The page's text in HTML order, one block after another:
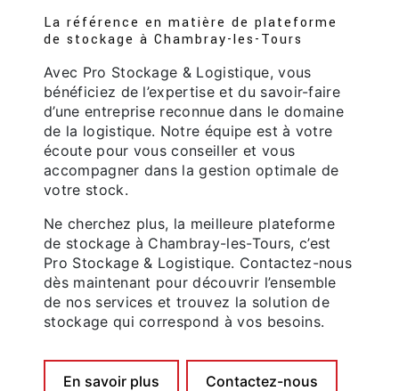
La référence en matière de plateforme
de stockage à Chambray-les-Tours
Avec Pro Stockage & Logistique, vous
bénéficiez de l’expertise et du savoir-faire
d’une entreprise reconnue dans le domaine
de la logistique. Notre équipe est à votre
écoute pour vous conseiller et vous
accompagner dans la gestion optimale de
votre stock.
Ne cherchez plus, la meilleure plateforme
de stockage à Chambray-les-Tours, c’est
Pro Stockage & Logistique. Contactez-nous
dès maintenant pour découvrir l’ensemble
de nos services et trouvez la solution de
stockage qui correspond à vos besoins.
En savoir plus Contactez-nous